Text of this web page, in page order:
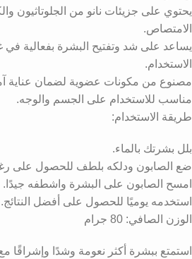
يحتوي على جزيئات نانو من الجلوتاثيون
الامتصاص.
الاستخدام.
مصنوع من مكونات عضوية لضمان عناية
مناسب للاستخدام على الجسم والوجه.
طريقة الاستخدام:
بلل بشرتك بالماء.
ضع الصابون ودلكه بلطف للحصول على
امسح الصابون على البشرة واشطفه جيدًا.
استخدمه يوميًا للحصول على أفضل النتائج.
الوزن الصافي: 80 جرام
استمتع ببشرة أكثر نعومة وشدًا وإشراقًا